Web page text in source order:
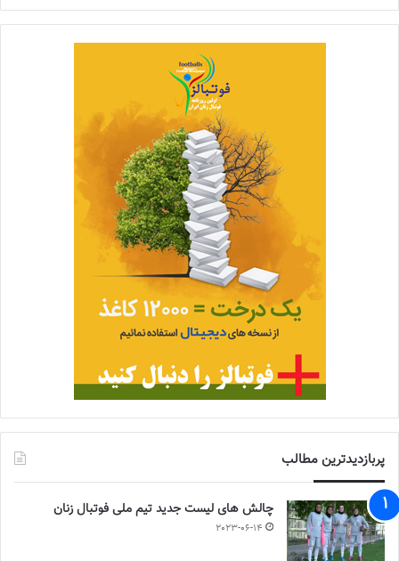
پربازدیدترین مطالب
چالش هاى ليست جدید تيم ملى فوتبال زنان
2023-06-14